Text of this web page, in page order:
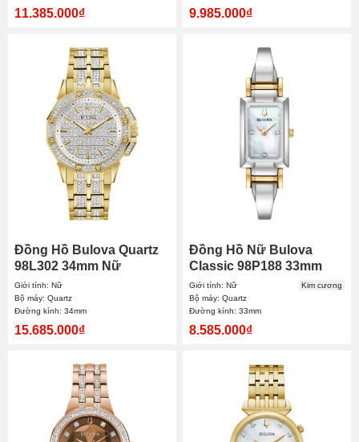
11.385.000₫ 9.985.000₫
Đồng Hồ Bulova Quartz
98L302 34mm Nữ
Giới tính: Nữ
Bộ máy: Quartz
Đường kính: 34mm
15.685.000₫
Đồng Hồ Nữ Bulova
Classic 98P188 33mm
Giới tính: Nữ
Bộ máy: Quartz
Đường kính: 33mm
Kim cương
8.585.000₫